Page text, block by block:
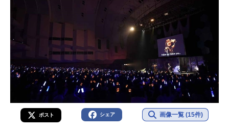
ポスト シェア 画像一覧 (15件)